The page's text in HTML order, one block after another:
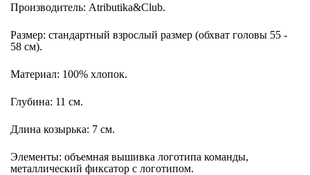
Производитель: Atributika&Club.
Размер: стандартный взрослый размер (обхват головы 55 -
58 см).
Материал: 100% хлопок.
Глубина: 11 см.
Длина козырька: 7 см.
Элементы: объемная вышивка логотипа команды,
металлический фиксатор с логотипом.